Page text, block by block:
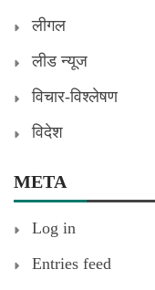
लीगल
लीड न्यूज
विचार-विश्लेषण
विदेश
META
Log in
Entries feed